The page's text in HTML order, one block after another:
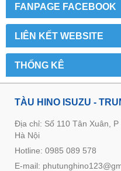
FANPAGE FACEBOOK
LIÊN KẾT WEBSITE
THỐNG KÊ
TÀU HINO ISUZU -
Địa chỉ: Số 110 Tân Xuân,
Hà Nội
Hotline: 0985 089 578
E-mail: